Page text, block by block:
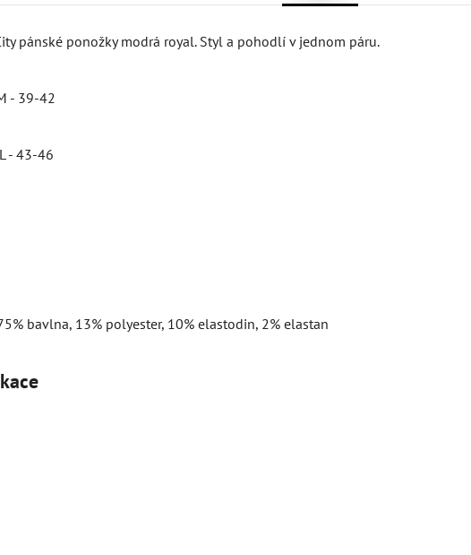
pánské ponožky modrá royal. Styl a pohodlí v jednom páru.
- 39-42
- 43-46
bavlna, 13% polyester, 10% elastodin, 2% elastan